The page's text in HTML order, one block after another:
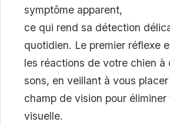
symptôme apparent,
ce qui rend sa détection
quotidien. Le premier réflexe
les réactions de votre chien à
sons, en veillant à vous
champ de vision pour
visuelle.